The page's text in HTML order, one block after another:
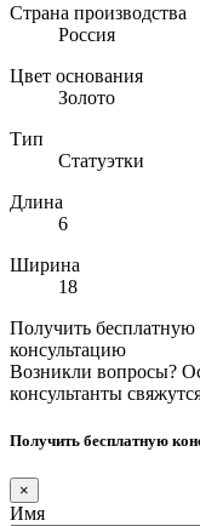
Страна производства
Россия
Цвет основания
Золото
Тип
Статуэтки
Длина
6
Ширина
18
Получить бесплатную
консультацию
Возникли вопросы?
консультанты
Получить бесплатную
×
Имя